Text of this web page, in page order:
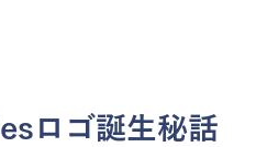
ロゴ誕生秘話